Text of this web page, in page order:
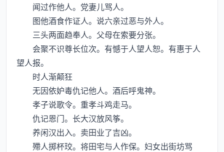
闻过作他人。党妻儿骂人。
图他酒食作证人。说六亲过恶与外人。
三头两面趋奉人。父母在索要分张。
会聚不识尊长位次。有憾于人望人恕。有惠于人
望人报。
时人渐颠狂
无因依妒毒仇记他人。酒后呼鬼神。
孝子说歌令。重孝斗鸡走马。
仇记恩门。长大汉放风筝。
养闲汉出入。卖田业了吉凶。
殢人掷杯珓。将田宅与人作保。妇女出街坊骂